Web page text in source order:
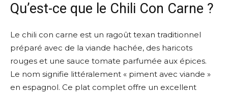
Qu’est-ce que le Chili Con Carne ?
Le chili con carne est un ragoût texan traditionnel
préparé avec de la viande hachée, des haricots
rouges et une sauce tomate parfumée aux épices.
Le nom signifie littéralement « piment avec viande »
en espagnol. Ce plat complet offre un excellent